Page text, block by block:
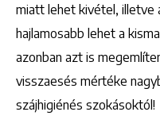
miatt lehet kivétel, illetve
hajlamosabb lehet a
azonban azt is
visszaesés mértéke
szájhigiénés szokásoktól!